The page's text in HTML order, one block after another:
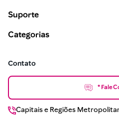
Suporte
Categorias
Contato
* Fale
Capitais e Regiões